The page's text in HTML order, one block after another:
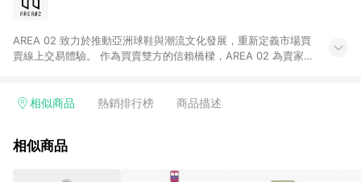
AREA 02 致力於推動亞洲球鞋與潮流文化發展，重新定義市場買
賣線上交易體驗。 作為買賣雙方的信賴橋樑，AREA 02 為賣家提
鞋、街頭服飾與收藏品交易平台。 客服專線：+886-2-2706-
相似商品 熱銷排行榜 商品描述
相似商品